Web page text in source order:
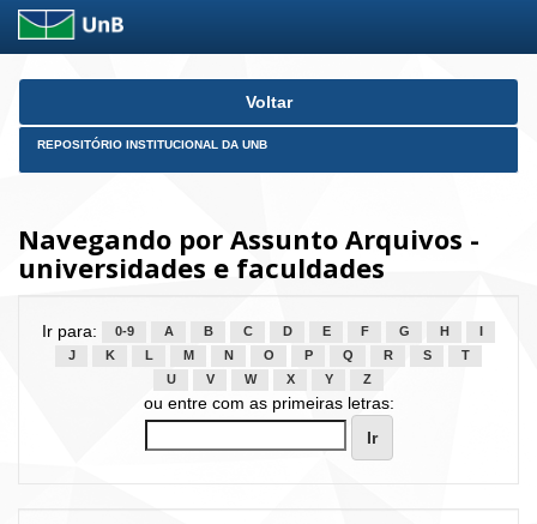
Skip
Voltar
REPOSITÓRIO INSTITUCIONAL DA UNB
Navegando por Assunto Arquivos -
universidades e faculdades
Ir para: 0-9 A B C D E F G H
J
K L M N O P Q R S
T
U
V W X Y Z
ou entre com as primeiras letras: